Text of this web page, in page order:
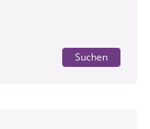
Suchen